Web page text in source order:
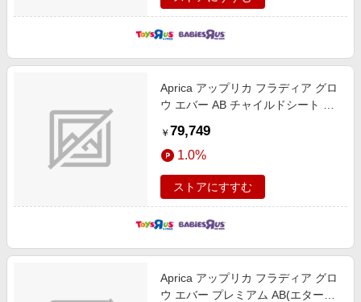
Aprica アップリカ フラディア グロ
ウ エバー AB チャイルドシート 回
ラットベッド 新生児～4歳頃まで
￥ 79,749
1.0%
ストアにすすむ
Aprica アップリカ フラディア グロ
ウ エバー プレミアム AB(エターナ